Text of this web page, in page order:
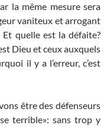
la même mesure sera
vaniteux et arrogant
quelle est la défaite?
Dieu et ceux auxquels
il y a l’erreur, c’est
être des défenseurs
terrible»: sans trop y